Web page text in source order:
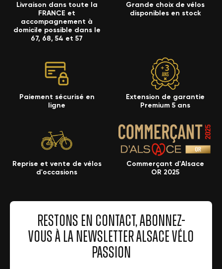
Livraison dans toute la
FRANCE et
accompagnement à
domicile possible dans le
67, 68, 54 et 57
Grande choix de vélos
disponibles en stock
Paiement sécurisé en
ligne
Extension de garantie
Premium 5 ans
Reprise et vente de vélos
d'occasions
Commerçant d'Alsace
OR 2025
RESTONS EN CONTACT, ABONNEZ-
VOUS À LA NEWSLETTER ALSACE VÉLO
PASSION